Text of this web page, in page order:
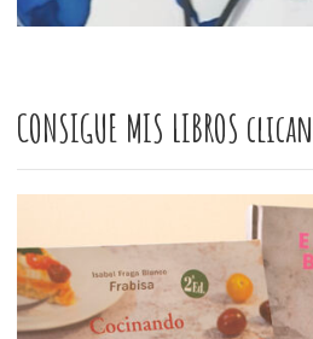
CONSIGUE MIS LIBROS